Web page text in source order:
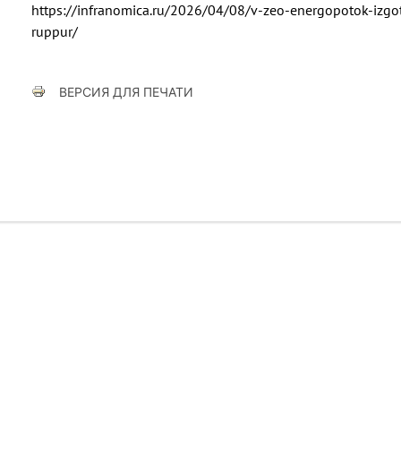
https://infranomica.ru/2026/04/08/v-zeo-energopotok-
ruppur/
ВЕРСИЯ ДЛЯ ПЕЧАТИ